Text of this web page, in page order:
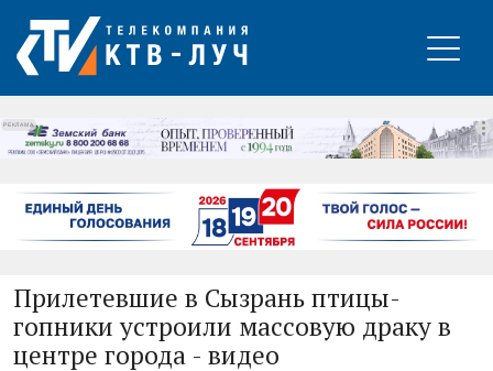
РЕКЛАМА
Прилетевшие в Сызрань птицы-
гопники устроили массовую драку в
центре города - видео